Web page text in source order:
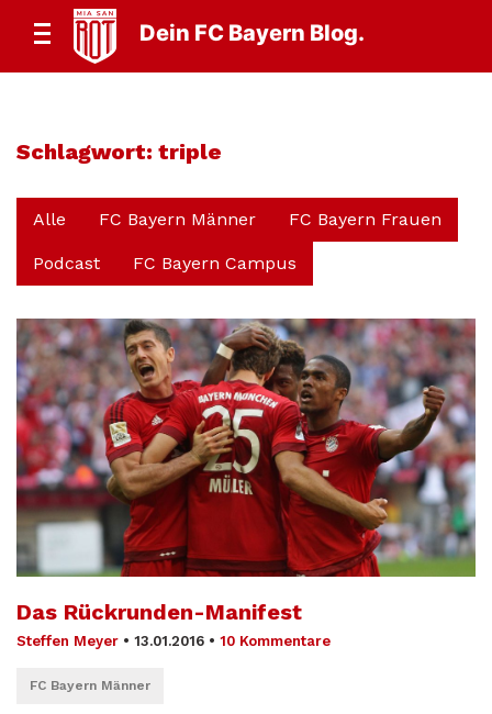
Dein FC Bayern Blog.
Schlagwort: triple
Alle FC Bayern Männer FC Bayern Frauen
Podcast FC Bayern Campus
Das Rückrunden-Manifest
Steffen Meyer • 13.01.2016 • 10 Kommentare
FC Bayern Männer